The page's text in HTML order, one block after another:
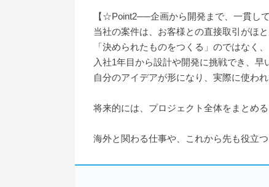
【☆Point2──企画から開発まで、一貫して
当社の案件は、お客様との直接取引がほと
「決められたものをつくる」のではなく
入社1年目から設計や開発に挑戦でき、早
自分のアイデアが形になり、実際に使わ
将来的には、プロジェクト全体をまとめ
海外と関わる仕事や、これから先も役立